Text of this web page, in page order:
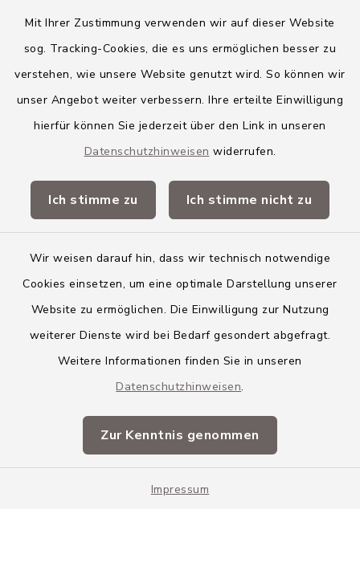
Mit Ihrer Zustimmung verwenden wir auf dieser Website
sog. Tracking-Cookies, die es uns ermöglichen besser zu
verstehen, wie unsere Website genutzt wird. So können wir
unser Angebot weiter verbessern. Ihre erteilte Einwilligung
hierfür können Sie jederzeit über den Link in unseren
Datenschutzhinweisen widerrufen.
Ich stimme zu Ich stimme nicht zu
Wir weisen darauf hin, dass wir technisch notwendige
Cookies einsetzen, um eine optimale Darstellung unserer
Website zu ermöglichen. Die Einwilligung zur Nutzung
weiterer Dienste wird bei Bedarf gesondert abgefragt.
Weitere Informationen finden Sie in unseren
Datenschutzhinweisen.
Zur Kenntnis genommen
Impressum
Gemeinde Osterberg
VG Altenstadt
Landkreis Neu-Ulm
Barrierefreiheit
Impressum
Sitemap